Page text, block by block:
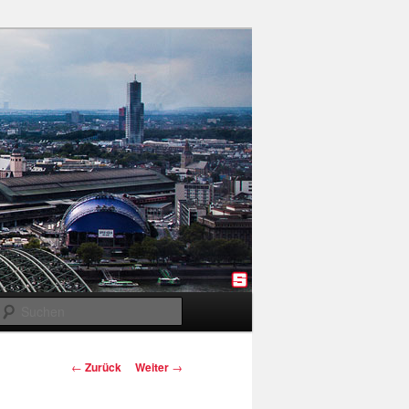
Beitragsnavigation
← Zurück Weiter →